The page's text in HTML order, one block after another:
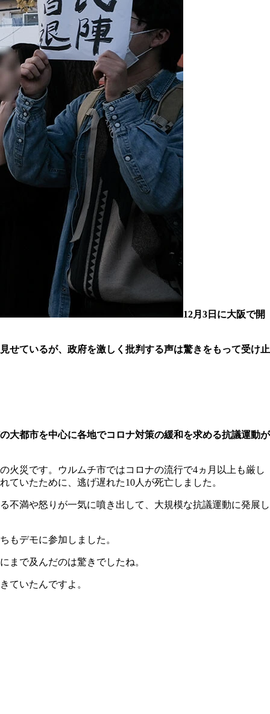
12月3日に大阪で開
せているが、政府を激しく批判する声は驚きをもって受け止
都市を中心に各地でコロナ対策の緩和を求める抗議運動が
災です。ウルムチ市ではコロナの流行で4ヵ月以上も厳し
いたために、逃げ遅れた10人が死亡しました。
不満や怒りが一気に噴き出して、大規模な抗議運動に発展し
もデモに参加しました。
まで及んだのは驚きでしたね。
ていたんですよ。